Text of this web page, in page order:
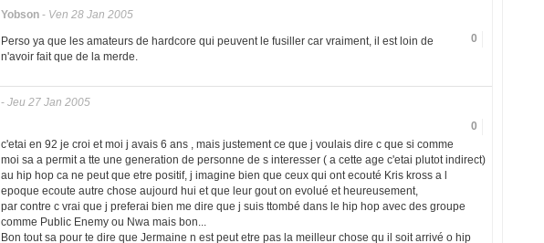
Yobson - Ven 28 Jan 2005
0
Perso ya que les amateurs de hardcore qui peuvent le fusiller car vraiment, il est loin de
n'avoir fait que de la merde.
- Jeu 27 Jan 2005
0
c'etai en 92 je croi et moi j avais 6 ans , mais justement ce que j voulais dire c que si comme
moi sa a permit a tte une generation de personne de s interesser ( a cette age c'etai plutot indirect)
au hip hop ca ne peut que etre positif, j imagine bien que ceux qui ont ecouté Kris kross a l
epoque ecoute autre chose aujourd hui et que leur gout on evolué et heureusement,
par contre c vrai que j preferai bien me dire que j suis ttombé dans le hip hop avec des groupe
comme Public Enemy ou Nwa mais bon...
Bon tout sa pour te dire que Jermaine n est peut etre pas la meilleur chose qu il soit arrivé o hip